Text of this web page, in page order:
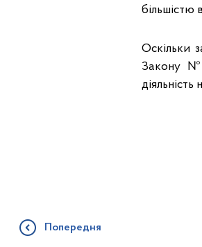
більшістю
Оскільки
Закону №
діяльність
Попередня